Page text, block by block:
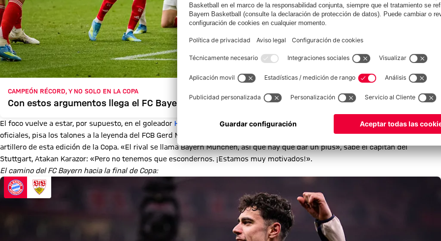
CAMPEÓN RÉCORD, Y NO SOLO EN LA COPA
Con estos argumentos llega el FC Bayern a la final contra el Stuttgart
El foco vuelve a estar, por supuesto, en el goleador Harry Kane
: con 36 goles en la Bundesliga y un total de 58 tantos en partidos
oficiales, pisa los talones a la leyenda del FCB Gerd Müller (66 goles en 1972/73) y, con siete dianas hasta ahora, es el máximo
artillero de esta edición de la Copa. «El rival se llama Bayern München, así que hay que dar un plus», sabe el capitán del
Stuttgart, Atakan Karazor: «Pero no tenemos que escondernos. ¡Estamos muy motivados!».
El camino del FC Bayern hacia la final de Copa: